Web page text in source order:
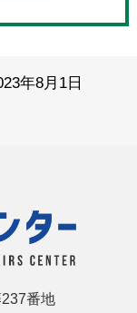
年8月1日
番地